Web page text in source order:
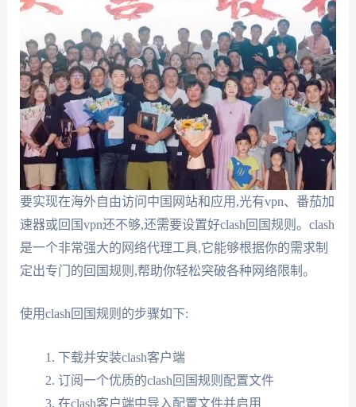
要实现在海外自由访问中国网站和应用,光有vpn、番茄加
速器或回国vpn还不够,还需要设置好clash回国规则。clash
是一个非常强大的网络代理工具,它能够根据你的需求制
定出专门的回国规则,帮助你轻松突破各种网络限制。
使用clash回国规则的步骤如下:
下载并安装clash客户端
订阅一个优质的clash回国规则配置文件
在clash客户端中导入配置文件并启用